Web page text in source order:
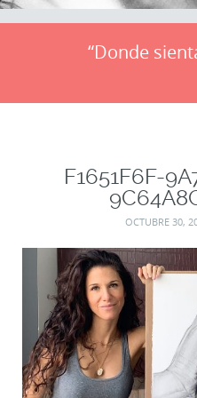
“Donde
F1651F6F-
OCTUBRE 30,